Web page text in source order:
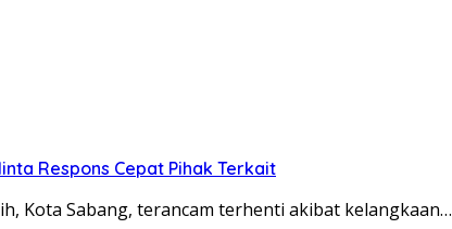
Respons Cepat Pihak Terkait
Kota Sabang, terancam terhenti akibat kelangkaan…